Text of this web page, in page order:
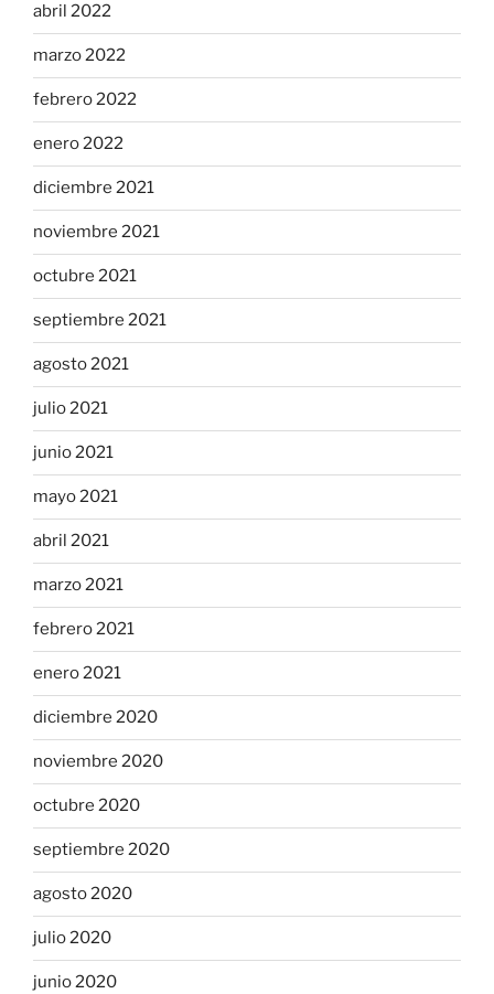
abril 2022
marzo 2022
febrero 2022
enero 2022
diciembre 2021
noviembre 2021
octubre 2021
septiembre 2021
agosto 2021
julio 2021
junio 2021
mayo 2021
abril 2021
marzo 2021
febrero 2021
enero 2021
diciembre 2020
noviembre 2020
octubre 2020
septiembre 2020
agosto 2020
julio 2020
junio 2020